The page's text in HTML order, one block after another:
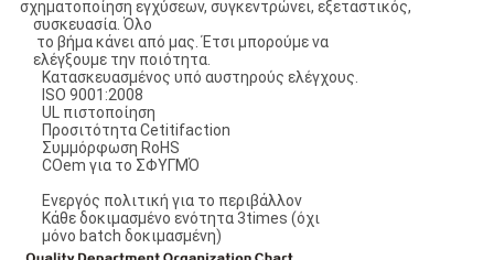
σχηματοποίηση εγχύσεων, συγκεντρώνει, εξεταστικός,
συσκευασία. Όλο
το βήμα κάνει από μας. Έτσι μπορούμε να
ελέγξουμε την ποιότητα.
Κατασκευασμένος υπό αυστηρούς ελέγχους.
ISO 9001:2008
UL πιστοποίηση
Προσιτότητα Cetitifaction
Συμμόρφωση RoHS
COem για το ΣΦΥΓΜΌ
Ενεργός πολιτική για το περιβάλλον
Κάθε δοκιμασμένο ενότητα 3times (όχι
μόνο batch δοκιμασμένη)